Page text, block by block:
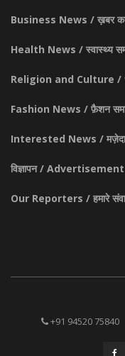
Business News / ख़बर
Health News / स्वास्थ्य
Religion and Culture /
Fashion News / फ़ैशन
Interested News /
विज्ञापन / Advertisement
Our Reporters / हमारे
+91 94520 75840